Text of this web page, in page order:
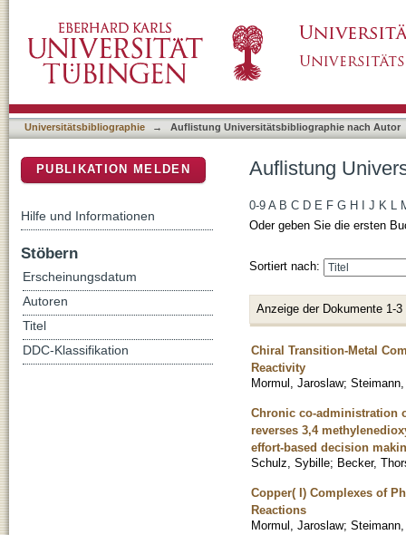
Universitätsbibliographie → Auflistung Universitätsbibliographie nach Autor
Auflistung
0-9 A B C D E F G H J K L
Oder geben Sie die ersten
Sortiert nach:
Anzeige der Dokumente 1-3
Chiral Transition-Metal
Reactivity
Mormul, Jaroslaw;
Chronic co-administration
reverses 3,4
effort-based decision
Schulz, Sybille; Becker,
Copper( I) Complexes of
Reactions
Mormul, Jaroslaw;
PUBLIKATION MELDEN
Hilfe und Informationen
Stöbern
Erscheinungsdatum
Autoren
Titel
DDC-Klassifikation